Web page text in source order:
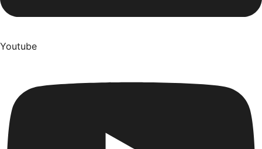
Youtube